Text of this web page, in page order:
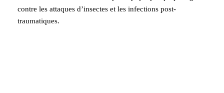
contre les attaques d’insectes et les infections post-
traumatiques.